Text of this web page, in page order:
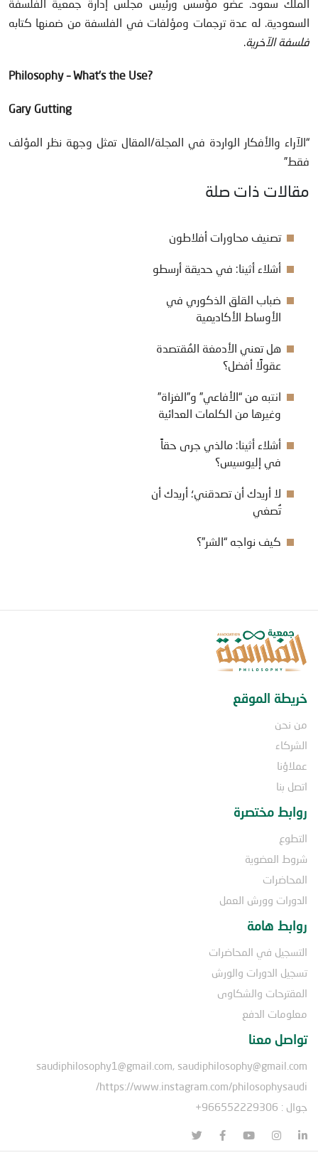
الملك سعود. عضو مؤسس ورئيس مجلس إدارة جمعية الفلسفة
السعودية. له عدة ترجمات ومؤلفات في الفلسفة من ضمنها كتابه
فلسفة الآخرية.
Philosophy – What’s the Use?
Gary Gutting
“الآراء والأفكار الواردة في المجلة/المقال تمثل وجهة نظر المؤلف
فقط”
مقالات ذات صلة
تصنيف محاورات أفلاطون
أشلاء أثينا: في حديقة أرسطو
ضباب القلق الذكوري في
الأوساط الأكاديمية
هل تعني الأدمغة المُقتصدة
عقولًا أفضل؟
انتبه من “الأفاعي” و”الغزاة”
وغيرها من الكلمات العدائية
أشلاء أثينا: مالذي جرى حقاً
في إليوسيس؟
لا أريدك أن تصدقني؛ أريدك أن
تُصغي
كيف نواجه “الشر”؟
خريطة الموقع
من نحن
الشركاء
عملاؤنا
اتصل بنا
روابط مختصرة
التطوع
شروط العضوية
المحاضرات
الدورات وورش العمل
روابط هامة
التسجيل في المحاضرات
تسجيل الدورات والورش
المقترحات والشكاوى
معلومات الدفع
تواصل معنا
saudiphilosophy1@gmail.com, saudiphilosophy@gmail.com
https://www.instagram.com/philosophysaudi/
جوال : 966552229306+